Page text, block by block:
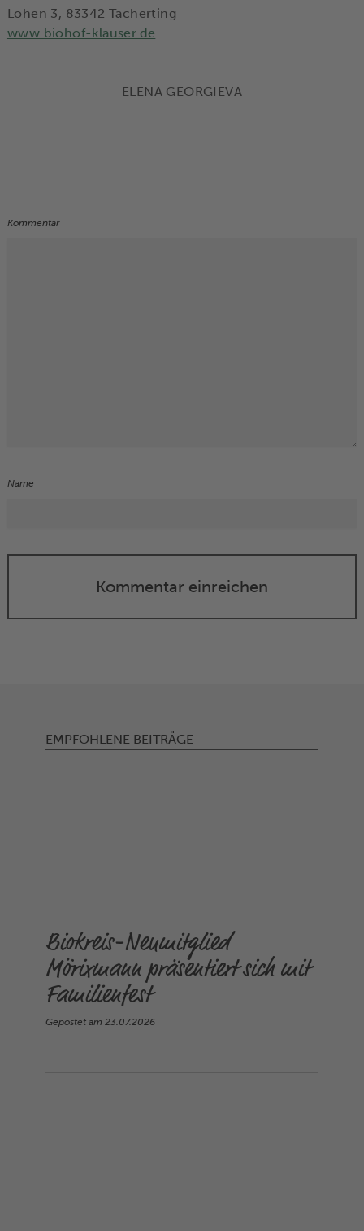
Lohen 3, 83342 Tacherting
www.biohof-klauser.de
ELENA GEORGIEVA
Kommentar
Name
Kommentar einreichen
EMPFOHLENE BEITRÄGE
Biokreis-Neumitglied
Mörixmann präsentiert sich mit
Familienfest
Gepostet am 23.07.2026